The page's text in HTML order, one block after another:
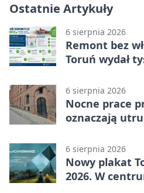
Ostatnie Artykuły
6 sierpnia 2026
Remont bez
Toruń wydał
6 sierpnia 2026
Nocne prace
oznaczają
6 sierpnia 2026
Nowy plakat
2026. W